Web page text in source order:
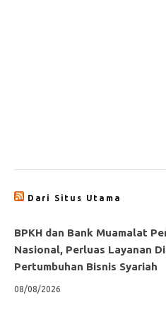
Dari Situs Utama
BPKH dan Bank Muamalat
Nasional, Perluas Layanan
Pertumbuhan Bisnis Syariah
08/08/2026